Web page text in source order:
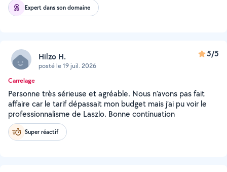
Expert dans son domaine
Hilzo H.
posté le 19 juil. 2026
5/5
Carrelage
Personne très sérieuse et agréable. Nous n’avons pas fait
affaire car le tarif dépassait mon budget mais j’ai pu voir le
professionnalisme de Laszlo. Bonne continuation
Super réactif